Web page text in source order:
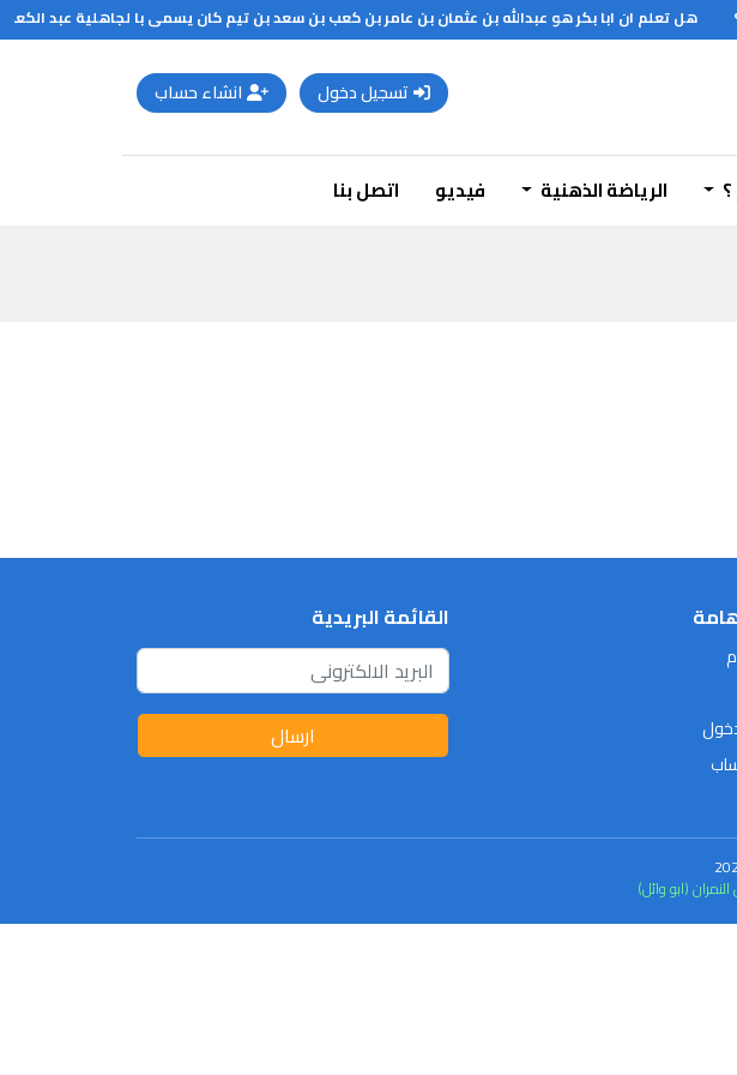
هل تعلم ان ابا بكر هو عبدالله بن عثمان بن عامر بن كعب بن سعد بن تيم كان يسمى با لجاهلية عبد الكعبة
تسجيل دخول انشاء حساب
؟ الرياضة الذهنية فيديو اتصل بنا
القائمة البريدية
ارسال
(ابو وائل)